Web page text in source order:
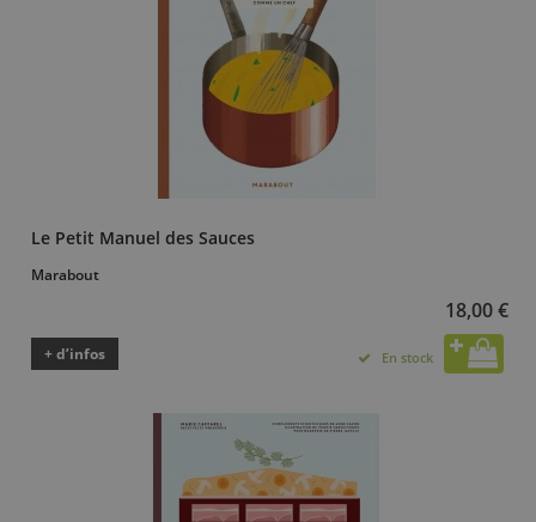
Le Petit Manuel des Sauces
Marabout
18,00 €
+ d’infos En stock